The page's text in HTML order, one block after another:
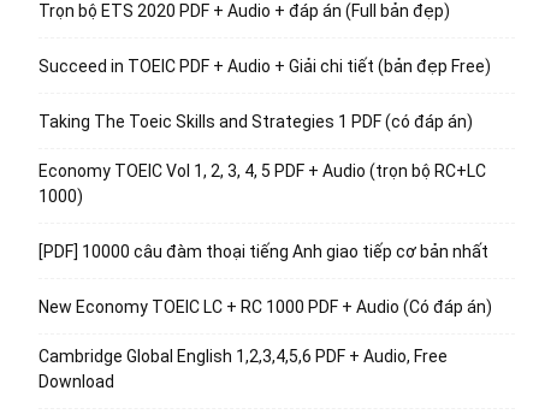
Trọn bộ ETS 2020 PDF + Audio + đáp án (Full bản đẹp)
Succeed in TOEIC PDF + Audio + Giải chi tiết (bản đẹp Free)
Taking The Toeic Skills and Strategies 1 PDF (có đáp án)
Economy TOEIC Vol 1, 2, 3, 4, 5 PDF + Audio (trọn bộ RC+LC
1000)
[PDF] 10000 câu đàm thoại tiếng Anh giao tiếp cơ bản nhất
New Economy TOEIC LC + RC 1000 PDF + Audio (Có đáp án)
Cambridge Global English 1,2,3,4,5,6 PDF + Audio, Free
Download